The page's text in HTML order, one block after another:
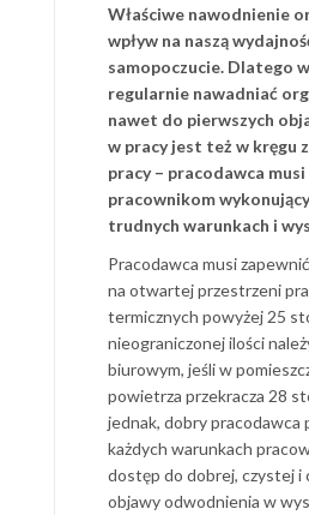
Właściwe nawodnienie
wpływ na naszą
samopoczucie. Dlatego
regularnie nawadniać
nawet do pierwszych
w pracy jest też w kręgu
pracy – pracodawca
pracownikom
trudnych warunkach i
Pracodawca musi
na otwartej przestrzeni
termicznych powyżej 25
nieograniczonej ilości
biurowym, jeśli w
powietrza przekracza 28
jednak, dobry pracodawca
każdych warunkach
dostęp do dobrej, czystej i
objawy odwodnienia w